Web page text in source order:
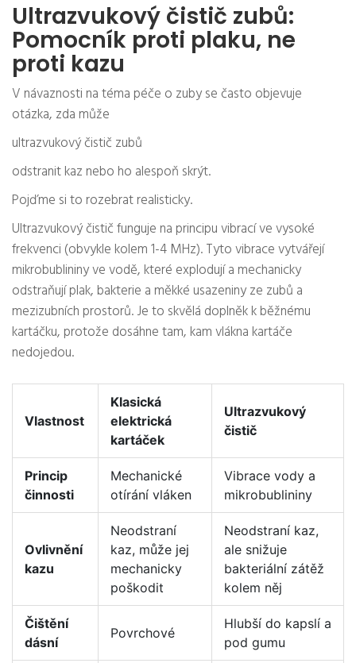
Ultrazvukový čistič zubů:
Pomocník proti plaku, ne
proti kazu
V návaznosti na téma péče o zuby se často objevuje
otázka, zda může
ultrazvukový čistič zubů
odstranit kaz nebo ho alespoň skrýt.
Pojďme si to rozebrat realisticky.
Ultrazvukový čistič funguje na principu vibrací ve vysoké
frekvenci (obvykle kolem 1-4 MHz). Tyto vibrace vytvářejí
mikrobublininy ve vodě, které explodují a mechanicky
odstraňují plak, bakterie a měkké usazeniny ze zubů a
mezizubních prostorů. Je to skvělá doplněk k běžnému
kartáčku, protože dosáhne tam, kam vlákna kartáče
nedojedou.
Vlastnost
Klasická
elektrická
kartáček
Ultrazvukový
čistič
Princip
činnosti
Mechanické
otírání vláken
Vibrace vody a
mikrobublininy
Ovlivnění
kazu
Neodstraní
kaz, může jej
mechanicky
poškodit
Neodstraní kaz,
ale snižuje
bakteriální zátěž
kolem něj
Čištění
dásní
Povrchové
Hlubší do kapslí a
pod gumu